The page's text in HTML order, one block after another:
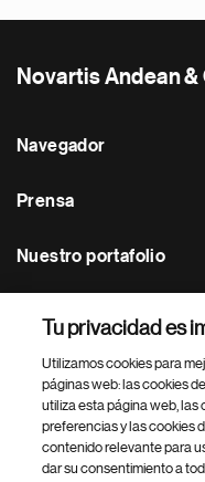
Novartis Andean
Navegador
Prensa
Nuestro portafolio
Footer Site Search
Tu privacidad es
Utilizamos cookies para
páginas web: las cookies
utiliza esta página web,
preferencias y las cookies
contenido relevante para
dar su consentimiento a